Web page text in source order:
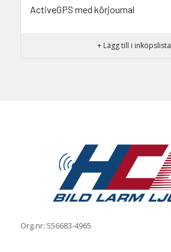
ActiveGPS med körjournal
+ Lägg till i inköpslista
Org.nr: 556683-4965